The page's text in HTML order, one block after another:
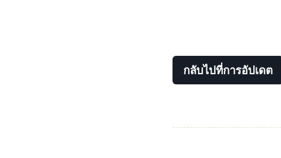
กลับไปที่การอัปเดต